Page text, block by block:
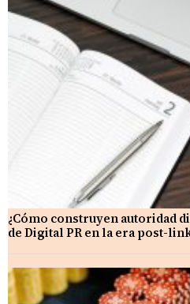
¿Cómo construyen autoridad
de Digital PR en la era post-